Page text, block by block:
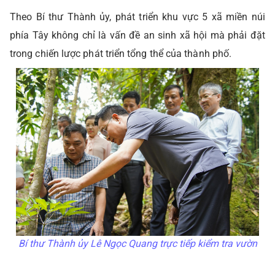
Theo Bí thư Thành ủy, phát triển khu vực 5 xã miền núi
phía Tây không chỉ là vấn đề an sinh xã hội mà phải đặt
trong chiến lược phát triển tổng thể của thành phố.
Bí thư Thành ủy Lê Ngọc Quang trực tiếp kiểm tra vườn